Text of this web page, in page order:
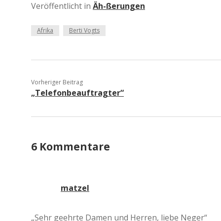
Veröffentlicht in Äh-ßerungen
Afrika Berti Vogts
Vorheriger Beitrag
„Telefonbeauftragter“
6 Kommentare
matzel
„Sehr geehrte Damen und Herren, liebe Neger“